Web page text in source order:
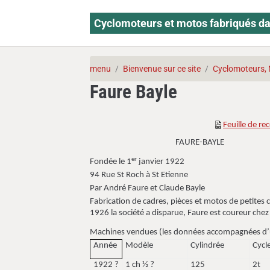
Cyclomoteurs et motos fabriqués
menu Bienvenue sur ce site Cyclomoteurs,
Faure Bayle
Feuille de
FAURE-BAYLE
Fondée le 1er janvier 1922
94 Rue St Roch à St Etienne
Par André Faure et Claude Bayle
Fabrication de cadres, pièces et motos de petites
1926 la société a disparue, Faure est coureur
Machines vendues (les données accompagnées
Année
Modèle Cylindrée
1922 ? 1 ch ½ ? 125 2t